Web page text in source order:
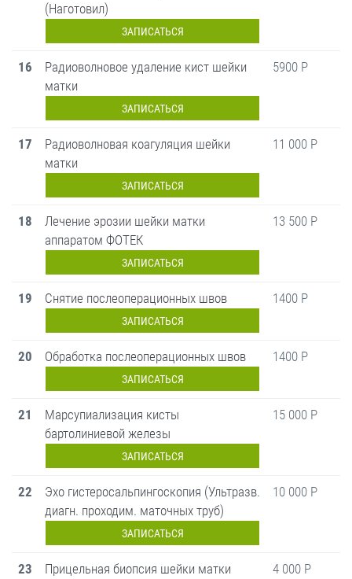
(Наготовил)
ЗАПИСАТЬСЯ
16
Радиоволновое удаление кист шейки
матки
ЗАПИСАТЬСЯ
5900 Р
17
Радиоволновая коагуляция шейки
матки
ЗАПИСАТЬСЯ
11 000 Р
18
Лечение эрозии шейки матки
аппаратом ФОТЕК
ЗАПИСАТЬСЯ
13 500 Р
19 Снятие послеоперационных швов
ЗАПИСАТЬСЯ
1400 Р
20 Обработка послеоперационных швов
ЗАПИСАТЬСЯ
1400 Р
21
Марсупиализация кисты
бартолиниевой железы
ЗАПИСАТЬСЯ
15 000 Р
22
Эхо гистеросальпингоскопия (Ультразв.
диагн. проходим. маточных труб)
ЗАПИСАТЬСЯ
10 000 Р
23
Прицельная биопсия шейки матки
4 000 Р